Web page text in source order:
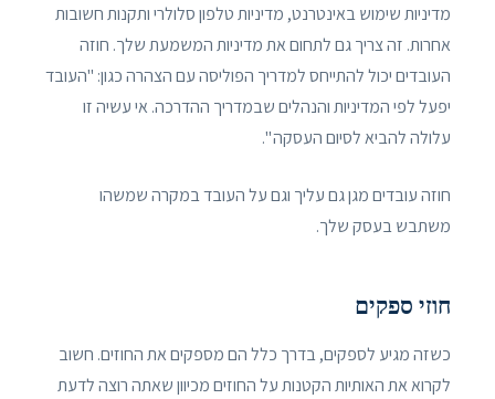
מדיניות שימוש באינטרנט, מדיניות טלפון סלולרי ותקנות חשובות
אחרות. זה צריך גם לתחום את מדיניות המשמעת שלך. חוזה
העובדים יכול להתייחס למדריך הפוליסה עם הצהרה כגון: "העובד
יפעל לפי המדיניות והנהלים שבמדריך ההדרכה. אי עשיה זו
עלולה להביא לסיום העסקה ".
חוזה עובדים מגן גם עליך וגם על העובד במקרה שמשהו
משתבש בעסק שלך.
חוזי ספקים
כשזה מגיע לספקים, בדרך כלל הם מספקים את החוזים. חשוב
לקרוא את האותיות הקטנות על החוזים מכיוון שאתה רוצה לדעת